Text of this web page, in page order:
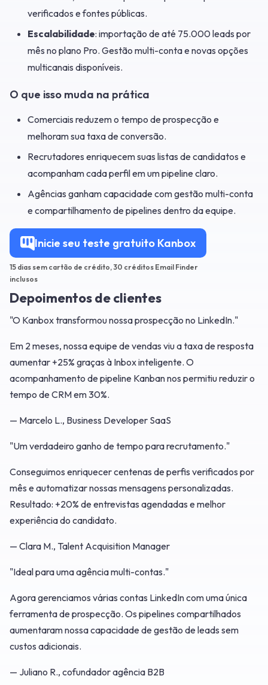
verificados e fontes públicas.
Escalabilidade: importação de até 75.000 leads por
mês no plano Pro. Gestão multi-conta e novas opções
multicanais disponíveis.
O que isso muda na prática
Comerciais reduzem o tempo de prospecção e
melhoram sua taxa de conversão.
Recrutadores enriquecem suas listas de candidatos e
acompanham cada perfil em um pipeline claro.
Agências ganham capacidade com gestão multi-conta
e compartilhamento de pipelines dentro da equipe.
Inicie seu teste gratuito Kanbox
15 dias sem cartão de crédito, 30 créditos Email Finder
inclusos
Depoimentos de clientes
"O Kanbox transformou nossa prospecção no LinkedIn."
Em 2 meses, nossa equipe de vendas viu a taxa de resposta
aumentar +25% graças à Inbox inteligente. O
acompanhamento de pipeline Kanban nos permitiu reduzir o
tempo de CRM em 30%.
— Marcelo L., Business Developer SaaS
"Um verdadeiro ganho de tempo para recrutamento."
Conseguimos enriquecer centenas de perfis verificados por
mês e automatizar nossas mensagens personalizadas.
Resultado: +20% de entrevistas agendadas e melhor
experiência do candidato.
— Clara M., Talent Acquisition Manager
"Ideal para uma agência multi-contas."
Agora gerenciamos várias contas LinkedIn com uma única
ferramenta de prospecção. Os pipelines compartilhados
aumentaram nossa capacidade de gestão de leads sem
custos adicionais.
— Juliano R., cofundador agência B2B